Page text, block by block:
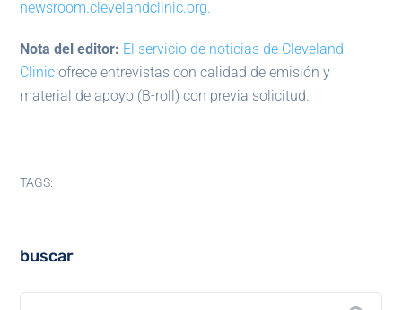
newsroom.clevelandclinic.org.
Nota del editor: El servicio de noticias de Cleveland
Clinic ofrece entrevistas con calidad de emisión y
material de apoyo (B-roll) con previa solicitud.
TAGS:
buscar